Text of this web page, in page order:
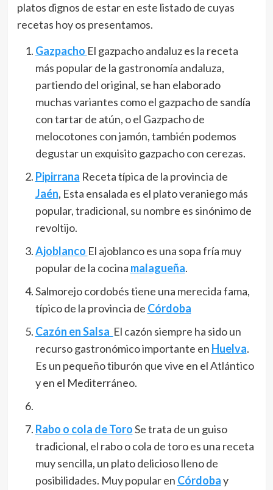
platos dignos de estar en este listado de cuyas
recetas hoy os presentamos.
Gazpacho El gazpacho andaluz es la receta
más popular de la gastronomía andaluza,
partiendo del original, se han elaborado
muchas variantes como el gazpacho de sandía
con tartar de atún, o el Gazpacho de
melocotones con jamón, también podemos
degustar un exquisito gazpacho con cerezas.
Pipirrana Receta típica de la provincia de
Jaén, Esta ensalada es el plato veraniego más
popular, tradicional, su nombre es sinónimo de
revoltijo.
Ajoblanco El ajoblanco es una sopa fría muy
popular de la cocina malagueña.​
Salmorejo cordobés tiene una merecida fama,
típico de la provincia de Córdoba
Cazón en Salsa El cazón siempre ha sido un
recurso gastronómico importante en Huelva.
Es un pequeño tiburón que vive en el Atlántico
y en el Mediterráneo.
Rabo o cola de ToroSe trata de un guiso
tradicional, el rabo o cola de toro es una receta
muy sencilla, un plato delicioso lleno de
posibilidades. Muy popular en Córdobay